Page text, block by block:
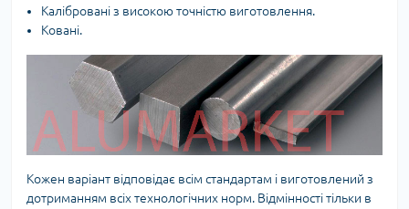
Калібровані з високою точністю виготовлення.
Ковані.
Кожен варіант відповідає всім стандартам і виготовлений з
дотриманням всіх технологічних норм. Відмінності тільки в